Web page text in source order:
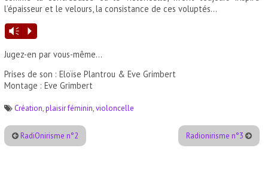
l’épaisseur et le velours, la consistance de ces voluptés…
Lecteur
audio
Vm P
Jugez-en par vous-même…
Prises de son : Eloïse Plantrou & Eve Grimbert
Montage : Eve Grimbert
Création,plaisir féminin,violoncelle
RadiOnirisme n°2 Radionirisme n°3